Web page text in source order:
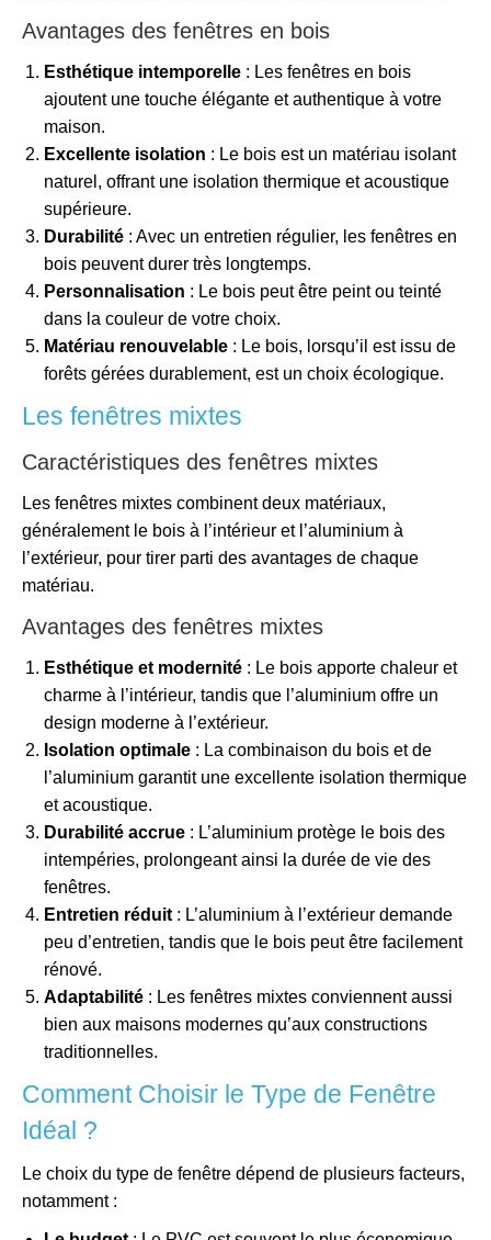
Avantages des fenêtres en bois
Esthétique intemporelle : Les fenêtres en bois
ajoutent une touche élégante et authentique à votre
maison.
Excellente isolation : Le bois est un matériau isolant
naturel, offrant une isolation thermique et acoustique
supérieure.
Durabilité : Avec un entretien régulier, les fenêtres en
bois peuvent durer très longtemps.
Personnalisation : Le bois peut être peint ou teinté
dans la couleur de votre choix.
Matériau renouvelable : Le bois, lorsqu’il est issu de
forêts gérées durablement, est un choix écologique.
Les fenêtres mixtes
Caractéristiques des fenêtres mixtes
Les fenêtres mixtes combinent deux matériaux,
généralement le bois à l’intérieur et l’aluminium à
l’extérieur, pour tirer parti des avantages de chaque
matériau.
Avantages des fenêtres mixtes
Esthétique et modernité : Le bois apporte chaleur et
charme à l’intérieur, tandis que l’aluminium offre un
design moderne à l’extérieur.
Isolation optimale : La combinaison du bois et de
l’aluminium garantit une excellente isolation thermique
et acoustique.
Durabilité accrue : L’aluminium protège le bois des
intempéries, prolongeant ainsi la durée de vie des
fenêtres.
Entretien réduit : L’aluminium à l’extérieur demande
peu d’entretien, tandis que le bois peut être facilement
rénové.
Adaptabilité : Les fenêtres mixtes conviennent aussi
bien aux maisons modernes qu’aux constructions
traditionnelles.
Comment Choisir le Type de Fenêtre
Idéal ?
Le choix du type de fenêtre dépend de plusieurs facteurs,
notamment :